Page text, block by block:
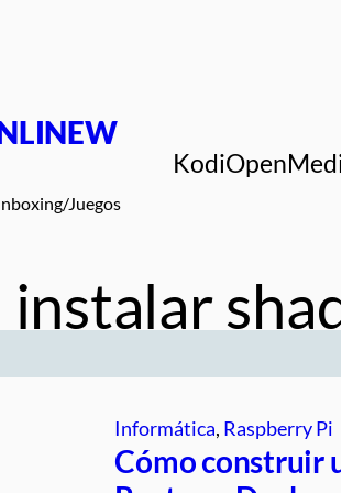
Juegos
Kodi
instalar
Informática, Raspberry Pi
Cómo construir